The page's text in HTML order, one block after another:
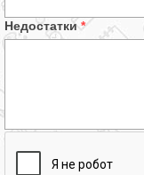
Недостатки*